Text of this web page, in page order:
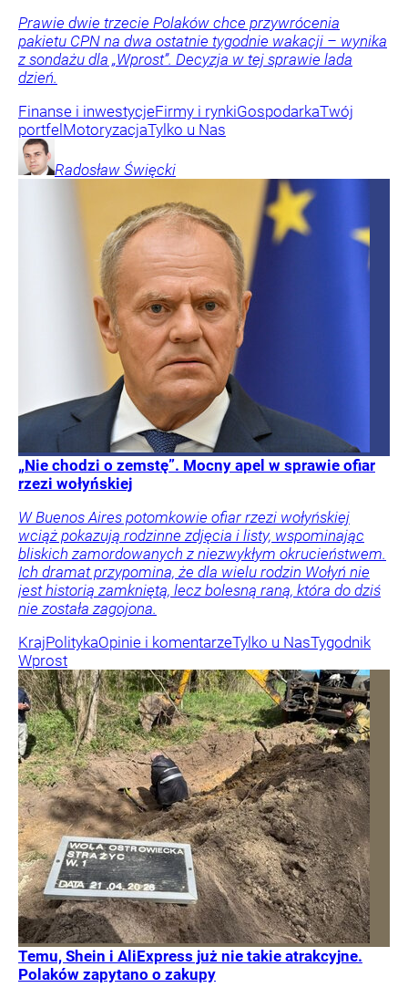
Prawie dwie trzecie Polaków chce przywrócenia
pakietu CPN na dwa ostatnie tygodnie wakacji – wynika
z sondażu dla „Wprost”. Decyzja w tej sprawie lada
dzień.
Finanse i inwestycjeFirmy i rynkiGospodarkaTwój
portfel MotoryzacjaTylko u Nas
Radosław Święcki
„Nie chodzi o zemstę”. Mocny apel w sprawie ofiar
rzezi wołyńskiej
W Buenos Aires potomkowie ofiar rzezi wołyńskiej
wciąż pokazują rodzinne zdjęcia i listy, wspominając
bliskich zamordowanych z niezwykłym okrucieństwem.
Ich dramat przypomina, że dla wielu rodzin Wołyń nie
jest historią zamkniętą, lecz bolesną raną, która do dziś
nie została zagojona.
KrajPolitykaOpinie i komentarzeTylko u NasTygodnik
Wprost
Temu, Shein i AliExpress już nie takie atrakcyjne.
Polaków zapytano o zakupy